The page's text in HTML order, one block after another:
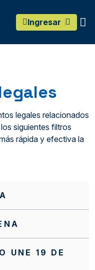
Ingresar
legales relacionados
siguientes filtros
rápida y efectiva la
UNE 19 DE